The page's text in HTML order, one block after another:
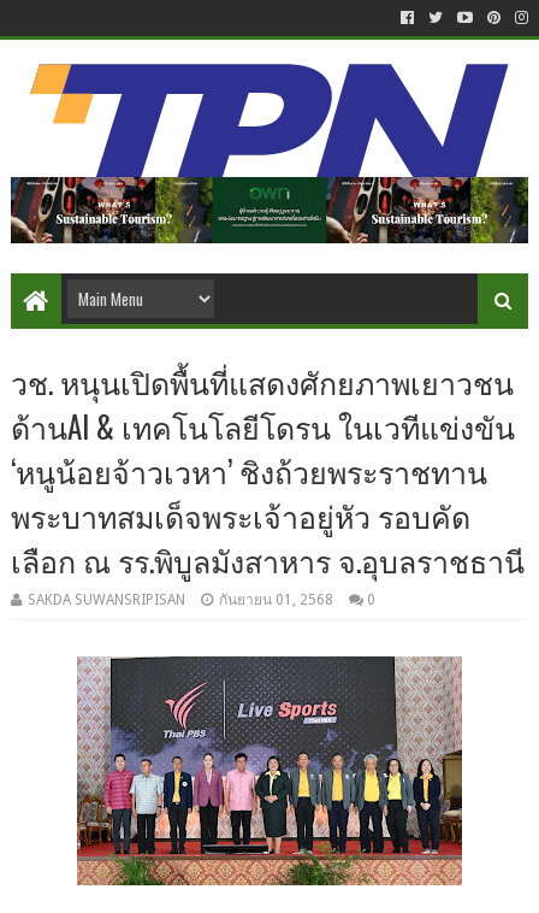
วช. หนุนเปิดพื้นที่แสดงศักยภาพเยาวชน
ด้านAI & เทคโนโลยีโดรน ในเวทีแข่งขัน
‘หนูน้อยจ้าวเวหา’ ชิงถ้วยพระราชทาน
พระบาทสมเด็จพระเจ้าอยู่หัว รอบคัด
เลือก ณ รร.พิบูลมังสาหาร จ.อุบลราชธานี
SAKDA SUWANSRIPISAN กันยายน 01, 2568 0